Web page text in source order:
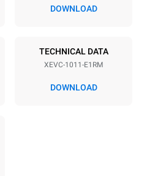
18,5 kW
NIET INBEGREPEN
DOWNLOAD
TECHNICAL DATA
XEVC-1011-E1RM
DOWNLOAD